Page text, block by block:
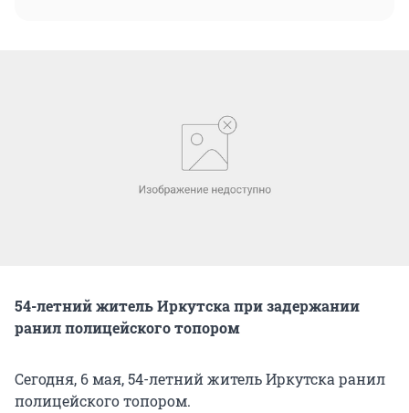
54-летний житель Иркутска при задержании
ранил полицейского топором
Сегодня, 6 мая, 54-летний житель Иркутска ранил
полицейского топором.